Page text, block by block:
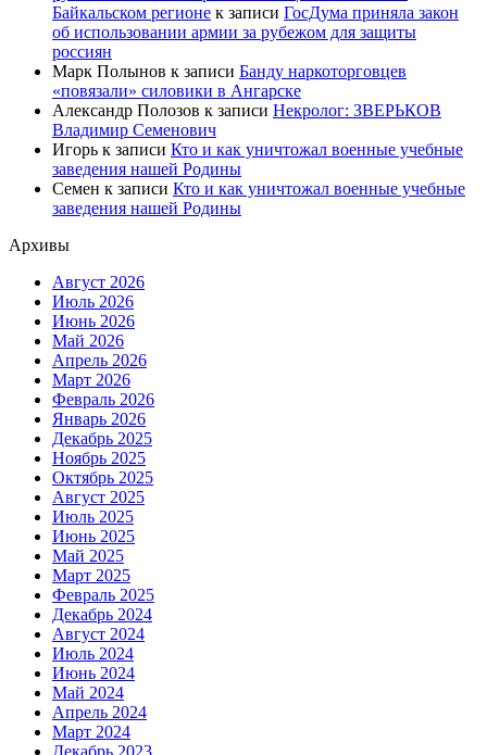
Байкальском регионе к записи ГосДума приняла закон
об использовании армии за рубежом для защиты
россиян
Марк Полынов к записи Банду наркоторговцев
«повязали» силовики в Ангарске
Александр Полозов к записи Некролог: ЗВЕРЬКОВ
Владимир Семенович
Игорь к записи Кто и как уничтожал военные учебные
заведения нашей Родины
Семен к записи Кто и как уничтожал военные учебные
заведения нашей Родины
Архивы
Август 2026
Июль 2026
Июнь 2026
Май 2026
Апрель 2026
Март 2026
Февраль 2026
Январь 2026
Декабрь 2025
Ноябрь 2025
Октябрь 2025
Август 2025
Июль 2025
Июнь 2025
Май 2025
Март 2025
Февраль 2025
Декабрь 2024
Август 2024
Июль 2024
Июнь 2024
Май 2024
Апрель 2024
Март 2024